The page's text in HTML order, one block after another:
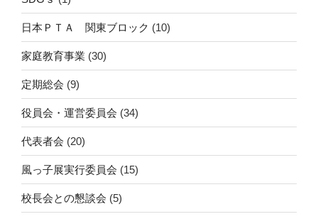
日本ＰＴＡ 関東ブロック (10)
家庭教育事業 (30)
定期総会 (9)
役員会・運営委員会 (34)
代表者会 (20)
風っ子展実行委員会 (15)
校長会との懇談会 (5)